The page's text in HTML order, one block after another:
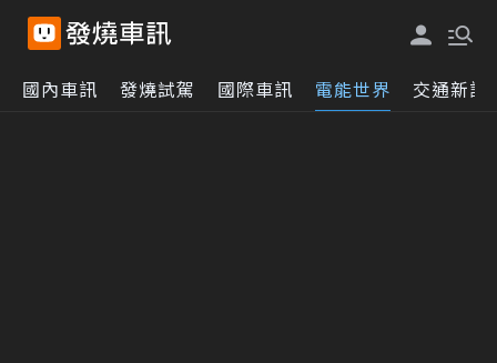
國內車訊 發燒試駕 國際車訊 電能世界 交通新訊